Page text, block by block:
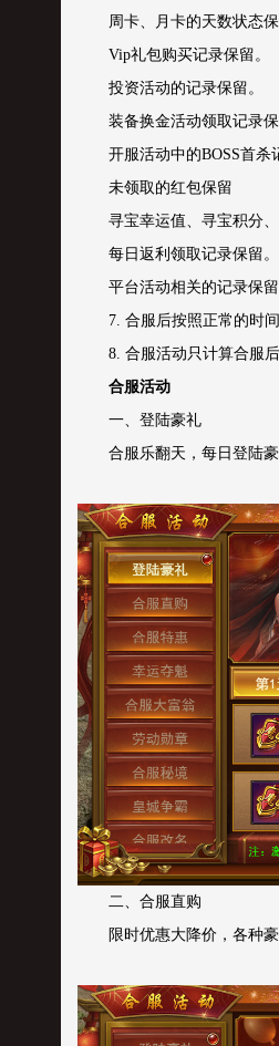
周卡、月卡的天数状态保
Vip礼包购买记录保留。
投资活动的记录保留。
装备换金活动领取记录保
开服活动中的BOSS首杀
未领取的红包保留
寻宝幸运值、寻宝积分、
每日返利领取记录保留。
平台活动相关的记录保留
7. 合服后按照正常的时
8. 合服活动只计算合服后
合服活动
一、登陆豪礼
合服乐翻天，每日登陆
二、合服直购
限时优惠大降价，各种豪